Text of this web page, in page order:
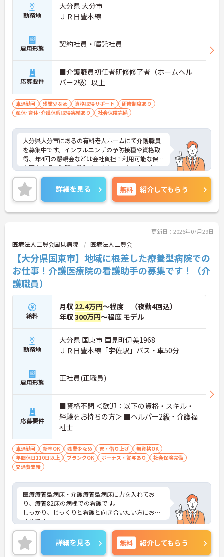
勤務地
大分県 大分市
ＪＲ日豊本線
雇用形態 契約社員・嘱託社員
応募要件
■介護職員初任者研修修了者（ホームヘル
パー2級）以上
車通勤可 残業少なめ 資格取得サポート
研修制度あり
産休･育休･介護休暇取得実績あり
社会保険完備
大分県大分市にあるの有料老人ホームにて介護職員
を募集中です。インフルエンザの予防接種や資格取
得、年4回の懇親会などは会社負担！利用可能な保
育園や育児短時間勤務制度もあり、子育て中の方に
もおすすめの勤務先です◎ご興味がある方は是非一
度マイナビまでお問合せ下さい。更に詳細などお伝
えします。
詳細を見る 無料 紹介してもらう
更新日：2026年07月29日
医療法人二豊会国見病院 医療法人二豊会
【大分県国東市】地域に根差した療養型病院での
お仕事！介護医療院の看護助手の募集です！（介
護職員）
給料
月収 22.4万円～程度 （夜勤4回込）
年収300万円～程度 モデル
勤務地
大分県 国東市 国見町伊美1968
ＪＲ日豊本線「宇佐駅」バス・車50分
雇用形態 正社員(正職員)
応募要件
■資格不問 ＜歓迎：以下の資格・スキル・
経験をお持ちの方＞ ■ヘルパー2級・介護福
祉士
車通勤可 新卒OK 残業少なめ 寮・借り上げ
無資格OK
年間休日110日以上
ブランクOK ボーナス・賞与あり
社会保険完備
交通費支給
医療療養型病床・介護療養型病床に力を入れてお
り、療養82床の病棟での看護です。
しっかり、じっくりと看護と向き合いたい方におす
すめです。
地域に密着した病院として地元に根付いた医療を提
供しています。詳細を見る 無料 紹介してもらう